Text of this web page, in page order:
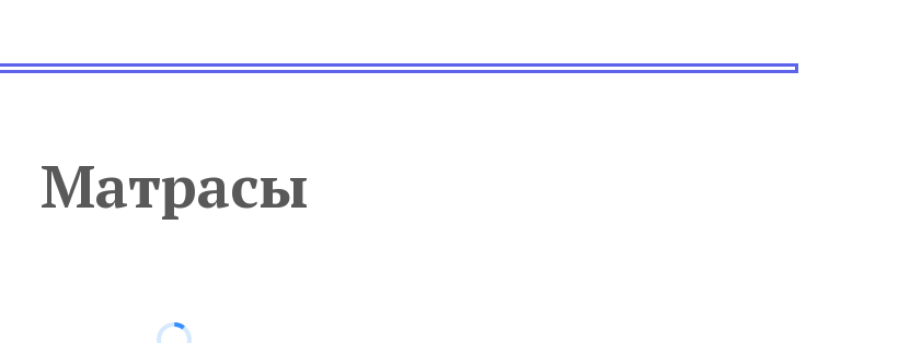
Матрасы